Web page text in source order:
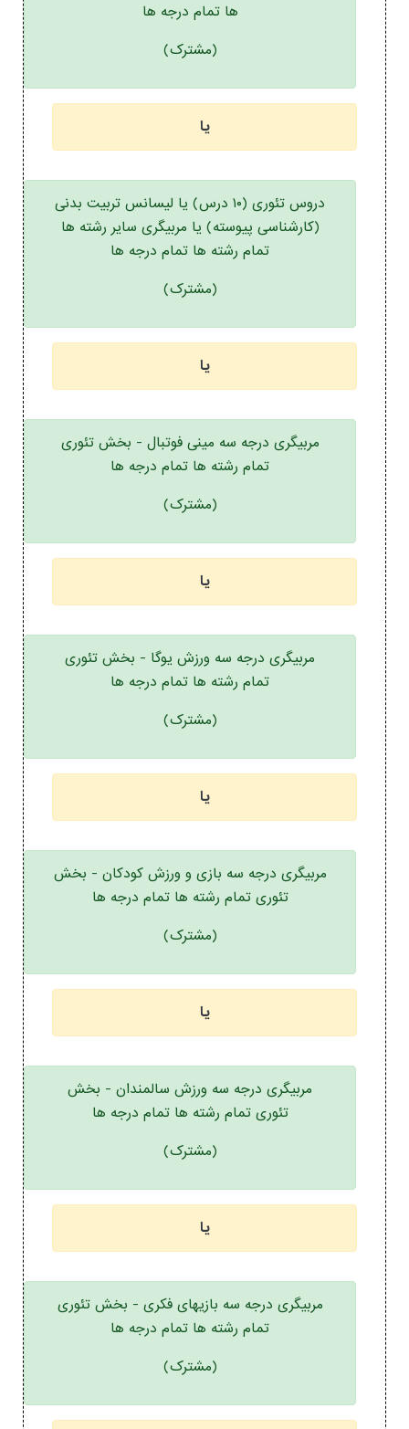
ها تمام درجه ها
(مشترک)
یا
دروس تئوری (۱۰ درس) یا لیسانس تربیت بدنی
(کارشناسی پیوسته) یا مربیگری سایر رشته ها
تمام رشته ها تمام درجه ها
(مشترک)
یا
مربیگری درجه سه مینی فوتبال - بخش تئوری
تمام رشته ها تمام درجه ها
(مشترک)
یا
مربیگری درجه سه ورزش یوگا - بخش تئوری
تمام رشته ها تمام درجه ها
(مشترک)
یا
مربیگری درجه سه بازی و ورزش کودکان - بخش
تئوری تمام رشته ها تمام درجه ها
(مشترک)
یا
مربیگری درجه سه ورزش سالمندان - بخش
تئوری تمام رشته ها تمام درجه ها
(مشترک)
یا
مربیگری درجه سه بازیهای فکری - بخش تئوری
تمام رشته ها تمام درجه ها
(مشترک)